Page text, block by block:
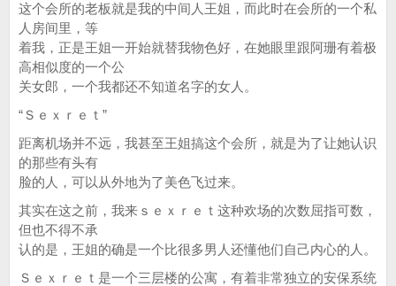
这个会所的老板就是我的中间人王姐，而此时在会所的一个私
人房间里，等
着我，正是王姐一开始就替我物色好，在她眼里跟阿珊有着极
高相似度的一个公
关女郎，一个我都还不知道名字的女人。
“Ｓｅｘｒｅｔ”
距离机场并不远，我甚至王姐搞这个会所，就是为了让她认识
的那些有头有
脸的人，可以从外地为了美色飞过来。
其实在这之前，我来ｓｅｘｒｅｔ这种欢场的次数屈指可数，
但也不得不承
认的是，王姐的确是一个比很多男人还懂他们自己内心的人。
Ｓｅｘｒｅｔ是一个三层楼的公寓，有着非常独立的安保系统